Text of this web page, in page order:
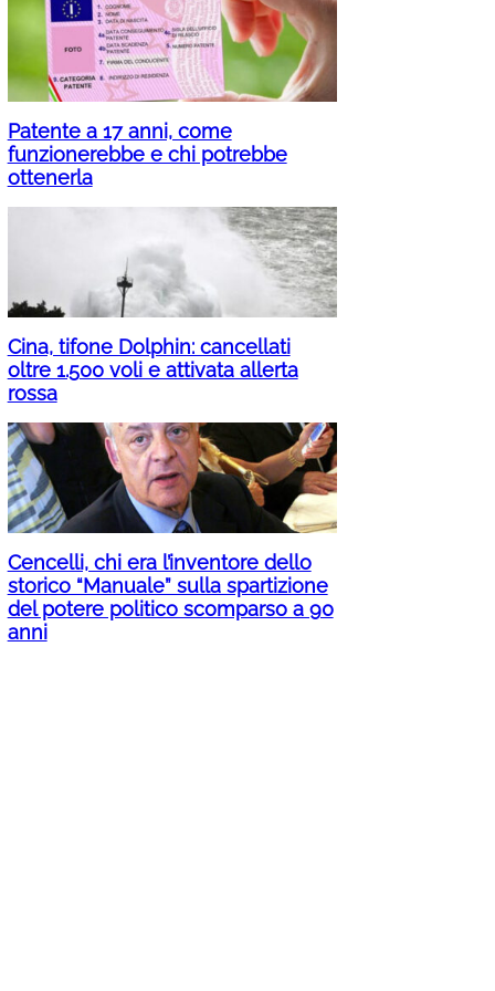
Patente a 17 anni, come
funzionerebbe e chi potrebbe
ottenerla
Cina, tifone Dolphin: cancellati
oltre 1.500 voli e attivata allerta
rossa
Cencelli, chi era l’inventore dello
storico “Manuale” sulla spartizione
del potere politico scomparso a 90
anni